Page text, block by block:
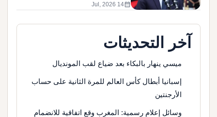
calendar_month
14 Jul, 2026
آخر التحديثات
ميسي ينهار بالبكاء بعد ضياع لقب المونديال
إسبانيا أبطال كأس العالم للمرة الثانية على حساب
الأرجنتين
وسائل إعلام رسمية: المغرب وقع اتفاقية للانضمام